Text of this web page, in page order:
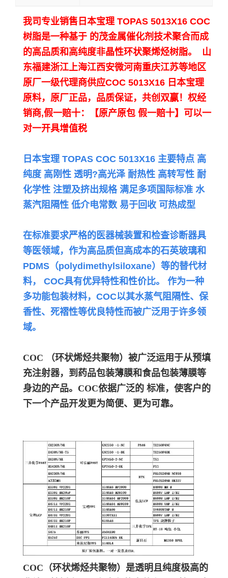
我司专业销售日本宝理 TOPAS 5013X16 COC
树脂是一种基于 的茂金属催化剂技术聚合而成
的高品质和高纯度非晶性环状聚烯烃树脂。 山
东福建浙江上海江西安微河南重庆江苏等地区
原厂一级代理商供应COC 5013X16 日本宝理
原料，原厂正品，品质保证，共创双赢！ 权经
销商,假一赔十：【原产原包 假一赔十】可以一
对一开具增值税
日本宝理 TOPAS COC 5013X16 主要特点 高
纯度 高刚性 透明?高光泽 耐热性 高转写性 耐
化学性 注塑及挤出规格 满足多项国际标准 水
蒸汽阻隔性 低介电常数 易于回收 可热成型
在标准要求严格的医器械装置和检查诊断器具
等医领域，作为高品质但高成本的石英玻璃和
PDMS（polydimethylsiloxane）等的替代材
料， COC具有优异特性和性价比。 作为一种
多功能包装材料，COC以其水蒸气阻隔性、保
香性、死褶性等优良特性而被广泛用于许多领
域。
COC （环状烯烃共聚物）被广泛运用于从预填
充注射器，到药品包装薄膜和食品包装薄膜等
身边的产品。COC依据广泛的 标准，使客户的
下一个产品开发更为简便、更为可靠。
COC（环状烯烃共聚物）是透明且纯度极高的